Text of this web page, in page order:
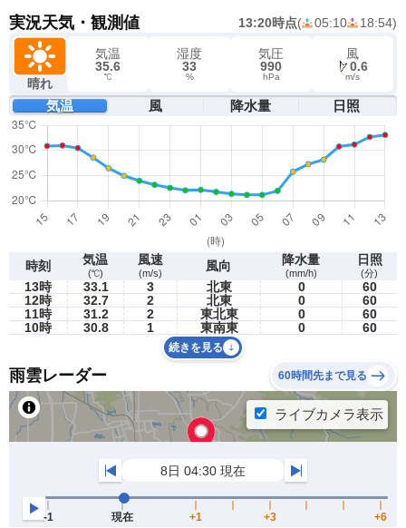
実況天気・観測値 13:20時点( 05:10 18:54)
晴れ
気温
35.6
℃
湿度
33
%
気圧
990
hPa
風
0.6
m/s
気温 風 降水量 日照
時刻 気温
(℃)
風速
(m/s) 風向 降水量
(mm/h)
日照
(分)
13時 33.1 3 北東 0
60
12時
32.7 2 北東 0
60
11時
31.2 2 東北東 0
60
10時
30.8 1 東南東 0 60
続きを見る
雨雲レーダー 60時間先まで見る